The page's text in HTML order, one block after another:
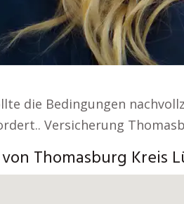
die Bedingungen
Versicherung
Thomasburg Kreis